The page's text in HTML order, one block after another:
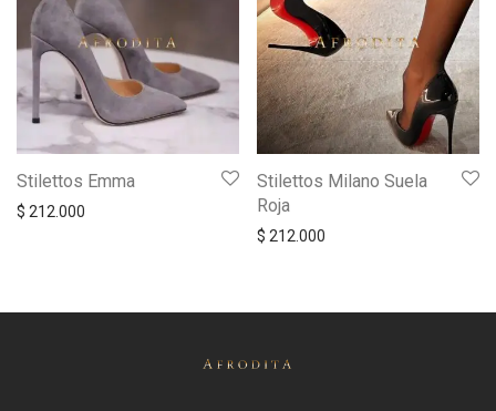
Stilettos Emma
$ 212.000
Stilettos Milano Suela
Roja
$ 212.000